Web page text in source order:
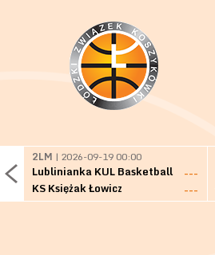
2LM | 2026-09-19 00:00
Lublinianka KUL Basketball
---
KS Księżak Łowicz
---